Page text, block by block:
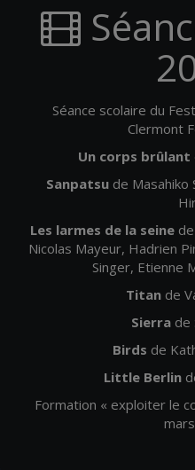
Séance scolaire du
Clermont
Un corps brûlant
Sanpatsude Masahiko
Les larmes de la seinede
Nicolas Mayeur, Hadrien
Singer, Etienne
Titande
Sierrade
Birds de
Little Berlin
Formation « exploiter le